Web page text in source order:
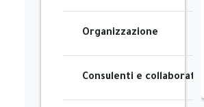
Organizzazione
Consulenti e collaboratori